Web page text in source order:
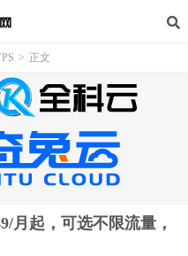
> 正文
月起，可选不限流量，